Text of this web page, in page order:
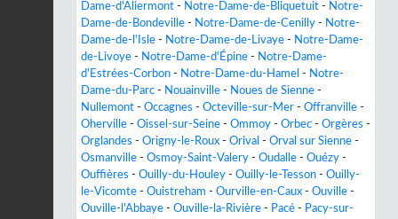
Dame-d'Aliermont - Notre-Dame-de-Bliquetuit - Notre-
Dame-de-Bondeville - Notre-Dame-de-Cenilly - Notre-
Dame-de-l'Isle - Notre-Dame-de-Livaye - Notre-Dame-
de-Livoye - Notre-Dame-d'Épine - Notre-Dame-
d'Estrées-Corbon - Notre-Dame-du-Hamel - Notre-
Dame-du-Parc - Nouainville - Noues de Sienne -
Nullemont - Occagnes - Octeville-sur-Mer - Offranville -
Oherville - Oissel-sur-Seine - Ommoy - Orbec - Orgères -
Orglandes - Origny-le-Roux - Orival - Orval sur Sienne -
Osmanville - Osmoy-Saint-Valery - Oudalle - Ouézy -
Ouffières - Ouilly-du-Houley - Ouilly-le-Tesson - Ouilly-
le-Vicomte - Ouistreham - Ourville-en-Caux - Ouville -
Ouville-l'Abbaye - Ouville-la-Rivière - Pacé - Pacy-sur-